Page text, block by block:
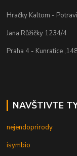
Hračky Kaltom -
Jana Růžičky 1234/4
Praha 4 - Kunratice
NAVŠTIVTE
nejendoprirody
isymbio